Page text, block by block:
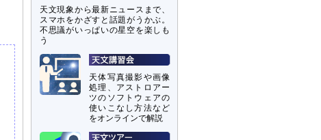
天文現象から最新ニュースまで、
スマホをかざすと話題がうかぶ。
不思議がいっぱいの星空を楽しも
う
天体写真撮影や画像
処理、アストロアー
ツのソフトウェアの
使いこなし方法など
をオンラインで解説